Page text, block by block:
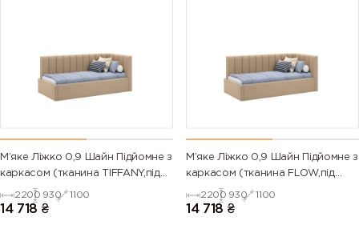
М’яке Ліжко 0,9 Шайн Підйомне з
каркасом (тканина TIFFANY,під
замовлення)
2200 930 1100
14 718 ₴
М’яке Ліжко 0,9 Шайн Підйомне з
каркасом (тканина FLOW,під
замовлення)
2200 930 1100
14 718 ₴